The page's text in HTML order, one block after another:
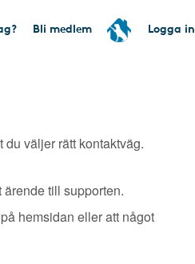
Bli medlem Logga in
väljer rätt kontaktväg.
ärende till supporten.
hemsidan eller att något